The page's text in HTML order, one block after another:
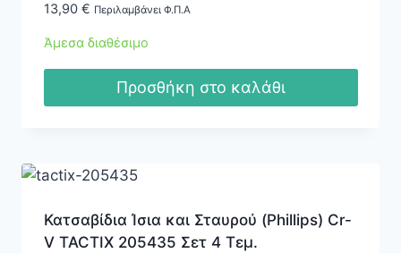
13,90 € Περιλαμβάνει Φ.Π.Α
Άμεσα διαθέσιμο
Προσθήκη στο καλάθι
Κατσαβίδια Ίσια και Σταυρού (Phillips) Cr-
V TACTIX 205435 Σετ 4 Τεμ.